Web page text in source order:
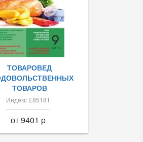
ТОВАРОВЕД
ТОВАРОВ
Индекс Е85181
от 9401 p